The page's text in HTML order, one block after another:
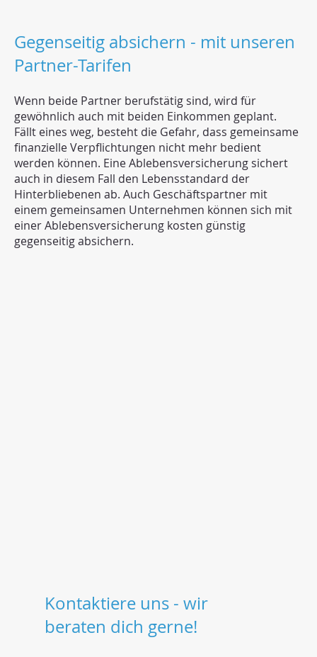
Gegenseitig absichern - mit unseren
Partner-Tarifen
Wenn beide Partner berufstätig sind, wird für
gewöhnlich auch mit beiden Einkommen geplant.
Fällt eines weg, besteht die Gefahr, dass gemeinsame
finanzielle Verpflichtungen nicht mehr bedient
werden können. Eine Ablebensversicherung sichert
auch in diesem Fall den Lebensstandard der
Hinterbliebenen ab. Auch Geschäftspartner mit
einem gemeinsamen Unternehmen können sich mit
einer Ablebensversicherung kosten günstig
gegenseitig absichern.
Kontaktiere uns - wir
beraten dich gerne!